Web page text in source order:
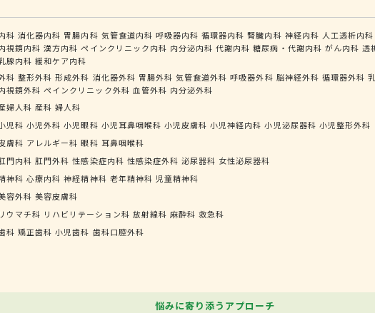
科 消化器内科 胃腸内科 気管食道内科 呼吸器内科 循環器内科 腎臓内科 神経内科 人工透析内科
視鏡内科 漢方内科 ペインクリニック内科 内分泌内科 代謝内科 糖尿病・代謝内科 がん内科 透
腺内科 緩和ケア内科
科 整形外科 形成外科 消化器外科 胃腸外科 気管食道外科 呼吸器外科 脳神経外科 循環器外科
視鏡外科 ペインクリニック外科 血管外科 内分泌外科
婦人科 産科 婦人科
児科 小児外科 小児眼科 小児耳鼻咽喉科 小児皮膚科 小児神経内科 小児泌尿器科 小児整形外科
膚科 アレルギー科 眼科 耳鼻咽喉科
門内科 肛門外科 性感染症内科 性感染症外科 泌尿器科 女性泌尿器科
神科 心療内科 神経精神科 老年精神科 児童精神科
容外科 美容皮膚科
リウマチ科 リハビリテーション科 放射線科 麻酔科 救急科
科 矯正歯科 小児歯科 歯科口腔外科
悩みに寄り添うアプローチ